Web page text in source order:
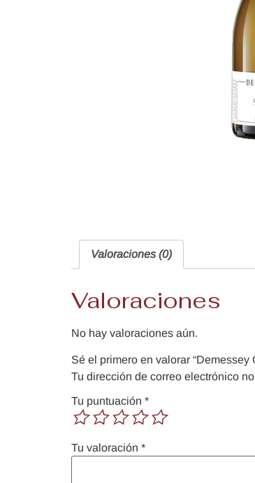
Valoraciones (0)
Valoraciones
No hay valoraciones aún.
Sé el primero en valorar “Demessey
Tu dirección de correo electrónico
Tu puntuación *
Tu valoración *